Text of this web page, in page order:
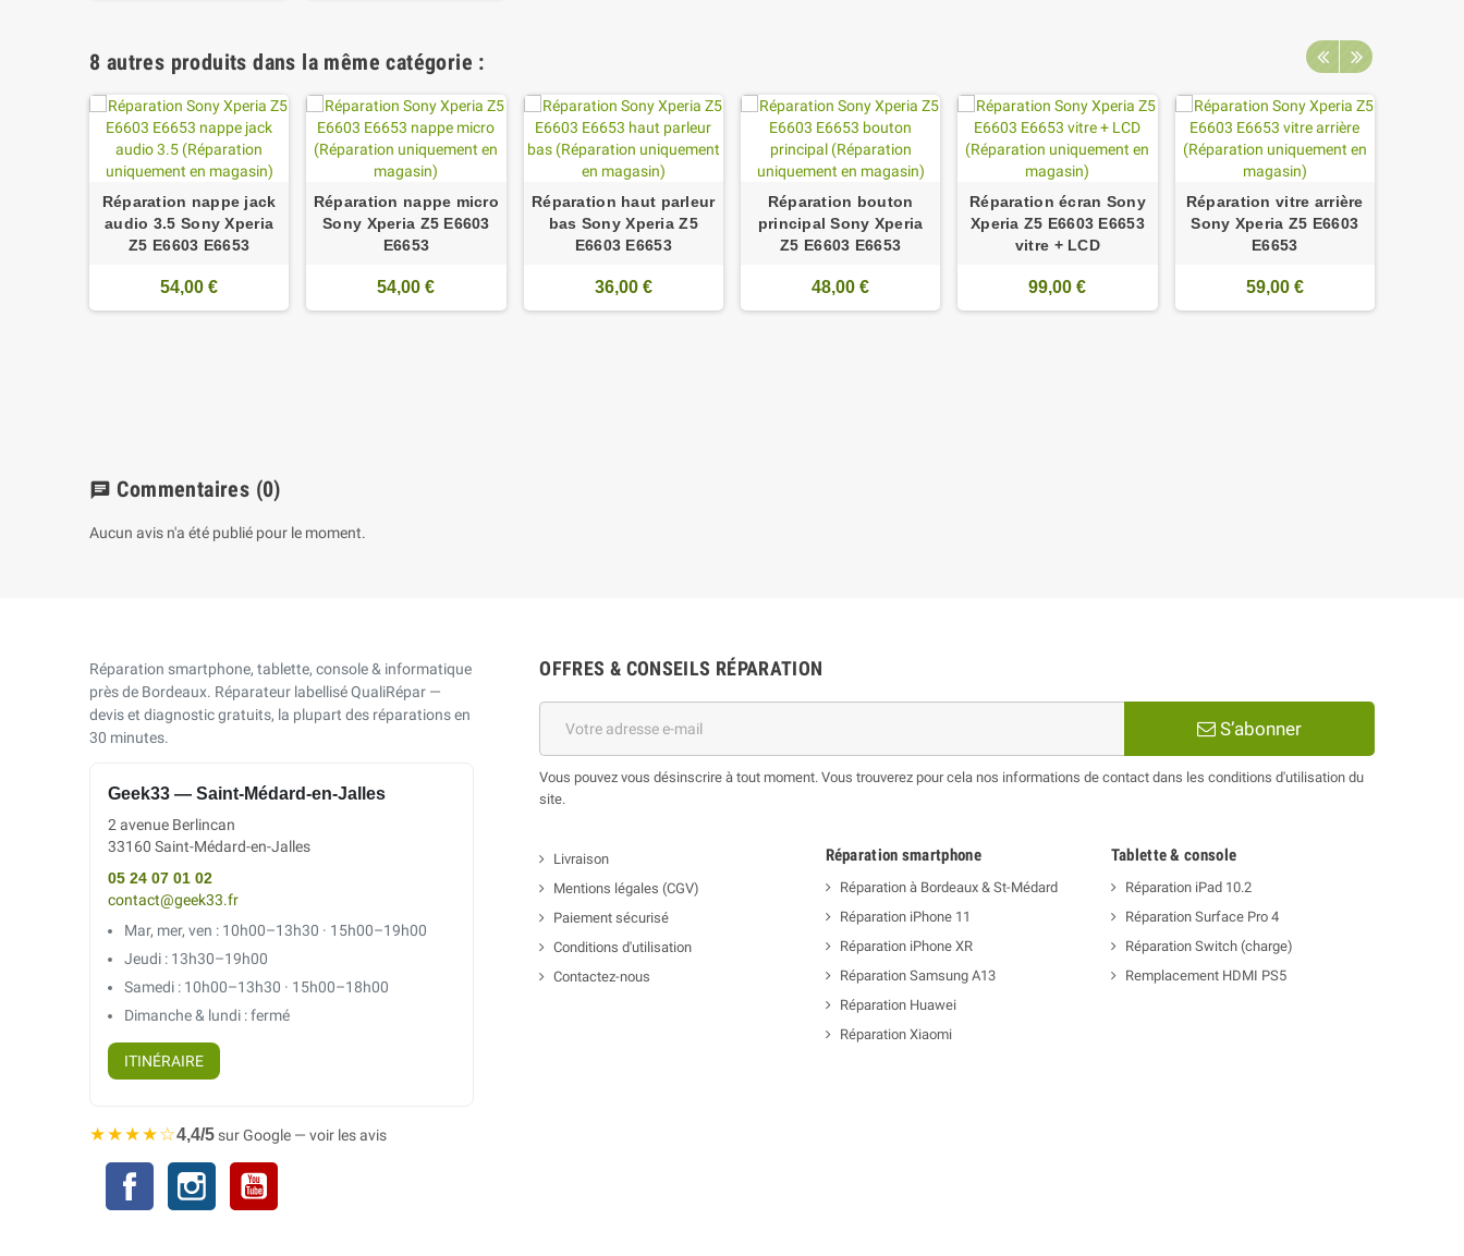
8 autres produits dans la même catégorie :
Réparation nappe jack
audio 3.5 Sony Xperia
Z5 E6603 E6653
54,00 €
Réparation nappe micro
Sony Xperia Z5 E6603
E6653
54,00 €
Réparation haut parleur
bas Sony Xperia Z5
E6603 E6653
36,00 €
Réparation bouton
principal Sony Xperia
Z5 E6603 E6653
48,00 €
Réparation écran Sony
Xperia Z5 E6603 E6653
vitre + LCD
99,00 €
Réparation vitre arrière
Sony Xperia Z5 E6603
E6653
59,00 €
chat Commentaires (0)
Aucun avis n'a été publié pour le moment.
Réparation smartphone, tablette, console & informatique
près de Bordeaux. Réparateur labellisé QualiRépar —
devis et diagnostic gratuits, la plupart des réparations en
30 minutes.
Geek33 — Saint-Médard-en-Jalles
2 avenue Berlincan
33160 Saint-Médard-en-Jalles
05 24 07 01 02
contact@geek33.fr
Mar, mer, ven : 10h00–13h30 · 15h00–19h00
Jeudi : 13h30–19h00
Samedi : 10h00–13h30 · 15h00–18h00
Dimanche & lundi : fermé
ITINÉRAIRE
★★★★☆4,4/5sur Google — voir les avis
Facebook Instagram
OFFRES & CONSEILS RÉPARATION
S’abonner
Vous pouvez vous désinscrire à tout moment. Vous trouverez pour cela nos informations de contact dans les conditions d'utilisation du
site.
Livraison
Mentions légales (CGV)
Paiement sécurisé
Conditions d'utilisation
Contactez-nous
Réparation smartphone
Réparation à Bordeaux & St-Médard
Réparation iPhone 11
Réparation iPhone XR
Réparation Samsung A13
Réparation Huawei
Réparation Xiaomi
Tablette & console
Réparation iPad 10.2
Réparation Surface Pro 4
Réparation Switch (charge)
Remplacement HDMI PS5